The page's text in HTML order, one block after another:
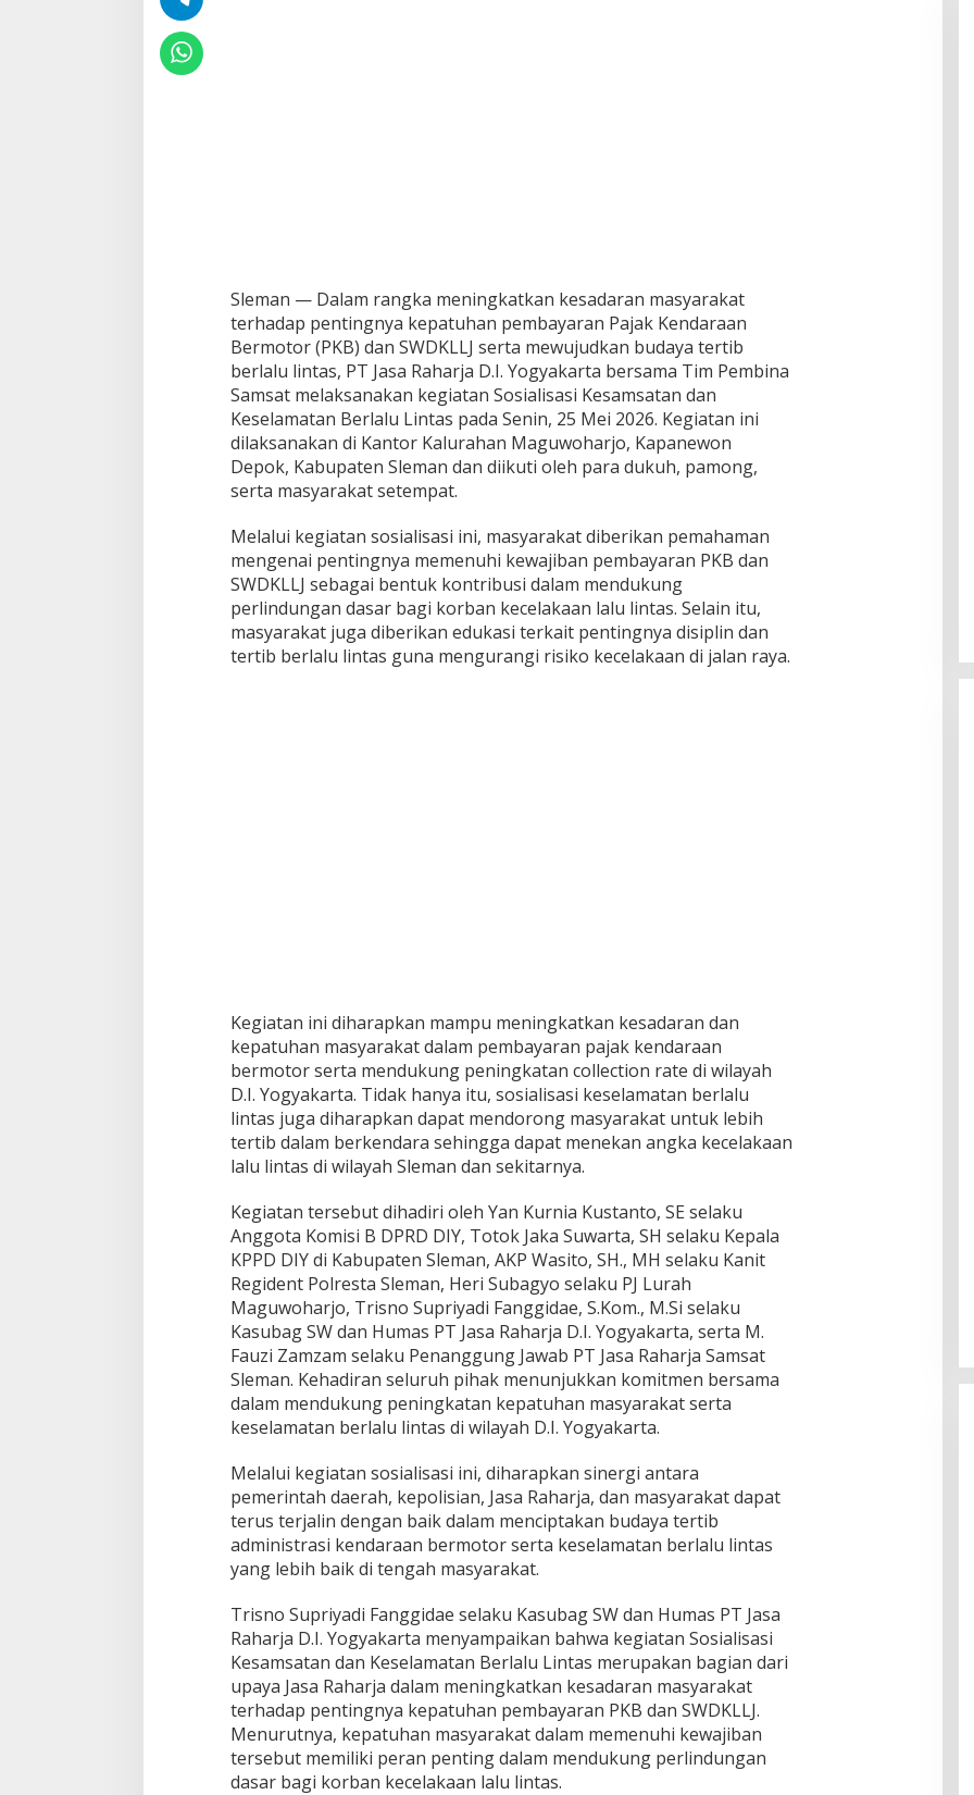
Sleman — Dalam rangka meningkatkan kesadaran masyarakat
terhadap pentingnya kepatuhan pembayaran Pajak Kendaraan
Bermotor (PKB) dan SWDKLLJ serta mewujudkan budaya tertib
berlalu lintas, PT Jasa Raharja D.I. Yogyakarta bersama Tim Pembina
Samsat melaksanakan kegiatan Sosialisasi Kesamsatan dan
Keselamatan Berlalu Lintas pada Senin, 25 Mei 2026. Kegiatan ini
dilaksanakan di Kantor Kalurahan Maguwoharjo, Kapanewon
Depok, Kabupaten Sleman dan diikuti oleh para dukuh, pamong,
serta masyarakat setempat.
Melalui kegiatan sosialisasi ini, masyarakat diberikan pemahaman
mengenai pentingnya memenuhi kewajiban pembayaran PKB dan
SWDKLLJ sebagai bentuk kontribusi dalam mendukung
perlindungan dasar bagi korban kecelakaan lalu lintas. Selain itu,
masyarakat juga diberikan edukasi terkait pentingnya disiplin dan
tertib berlalu lintas guna mengurangi risiko kecelakaan di jalan raya.
Kegiatan ini diharapkan mampu meningkatkan kesadaran dan
kepatuhan masyarakat dalam pembayaran pajak kendaraan
bermotor serta mendukung peningkatan collection rate di wilayah
D.I. Yogyakarta. Tidak hanya itu, sosialisasi keselamatan berlalu
lintas juga diharapkan dapat mendorong masyarakat untuk lebih
tertib dalam berkendara sehingga dapat menekan angka kecelakaan
lalu lintas di wilayah Sleman dan sekitarnya.
Kegiatan tersebut dihadiri oleh Yan Kurnia Kustanto, SE selaku
Anggota Komisi B DPRD DIY, Totok Jaka Suwarta, SH selaku Kepala
KPPD DIY di Kabupaten Sleman, AKP Wasito, SH., MH selaku Kanit
Regident Polresta Sleman, Heri Subagyo selaku PJ Lurah
Maguwoharjo, Trisno Supriyadi Fanggidae, S.Kom., M.Si selaku
Kasubag SW dan Humas PT Jasa Raharja D.I. Yogyakarta, serta M.
Fauzi Zamzam selaku Penanggung Jawab PT Jasa Raharja Samsat
Sleman. Kehadiran seluruh pihak menunjukkan komitmen bersama
dalam mendukung peningkatan kepatuhan masyarakat serta
keselamatan berlalu lintas di wilayah D.I. Yogyakarta.
Melalui kegiatan sosialisasi ini, diharapkan sinergi antara
pemerintah daerah, kepolisian, Jasa Raharja, dan masyarakat dapat
terus terjalin dengan baik dalam menciptakan budaya tertib
administrasi kendaraan bermotor serta keselamatan berlalu lintas
yang lebih baik di tengah masyarakat.
Trisno Supriyadi Fanggidae selaku Kasubag SW dan Humas PT Jasa
Raharja D.I. Yogyakarta menyampaikan bahwa kegiatan Sosialisasi
Kesamsatan dan Keselamatan Berlalu Lintas merupakan bagian dari
upaya Jasa Raharja dalam meningkatkan kesadaran masyarakat
terhadap pentingnya kepatuhan pembayaran PKB dan SWDKLLJ.
Menurutnya, kepatuhan masyarakat dalam memenuhi kewajiban
tersebut memiliki peran penting dalam mendukung perlindungan
dasar bagi korban kecelakaan lalu lintas.